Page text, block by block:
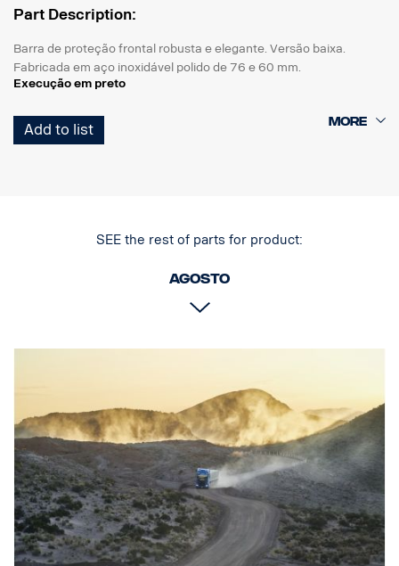
Part Description:
Barra de proteção frontal robusta e elegante. Versão baixa.
Fabricada em aço inoxidável polido de 76 e 60 mm.
Execução em preto
A barra está concebida para permitir uma instalação fácil,
facilidade de dobragem e acesso/utilização da barra de reboque
com pontos de montagem para barras de LED, com suportes
pré-instalada na parte inferior.
Fabricada para as cabinas P, G, R & S da Scania, com para-
possível, recomendamos para-choques com 0 mm de projeção,
NÃO é própria para para-choques baixos ou para-choques em aço
"XT" com projeção.
Hardware de montagem, 8 suportes para lâmpadas e instruções
de montagem incluídas.
( Lâmpadas não estão incluídas )
Add to list
SEE the rest of parts for product:
agosto